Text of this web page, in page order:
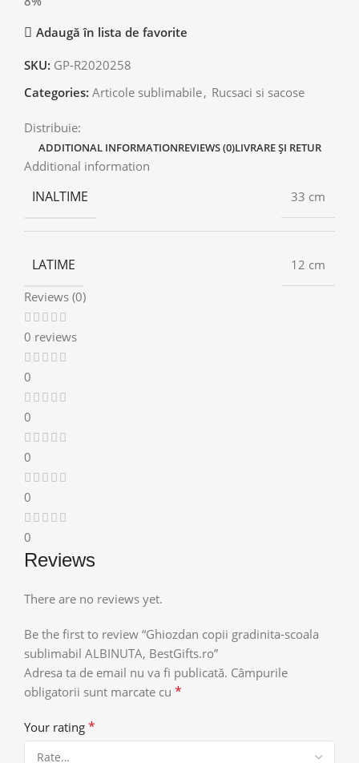
Adaugă în lista de favorite
SKU: GP-R2020258
Categories: Articole sublimabile, Rucsaci si sacose
Distribuie:
ADDITIONAL INFORMATIONREVIEWS (0)LIVRARE ȘI RETUR
Additional information
INALTIME 33 cm
LATIME
12 cm
Reviews (0)
0 reviews
0
0
0
0
0
Reviews
There are no reviews yet.
Be the first to review “Ghiozdan copii gradinita-scoala
sublimabil ALBINUTA, BestGifts.ro”
Adresa ta de email nu va fi publicată. Câmpurile
obligatorii sunt marcate cu *
Your rating *